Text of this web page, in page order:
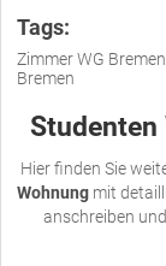
Tags:
Zimmer WG
Bremen
Studenten
Hier finden Sie
Wohnung mit
anschreiben